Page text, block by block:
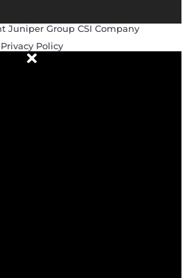
Juniper Group CSI Company
Privacy Policy